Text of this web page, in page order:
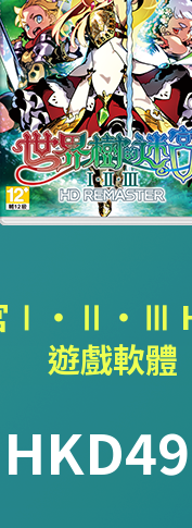
Ⅰ・Ⅱ・Ⅲ
遊戲軟體